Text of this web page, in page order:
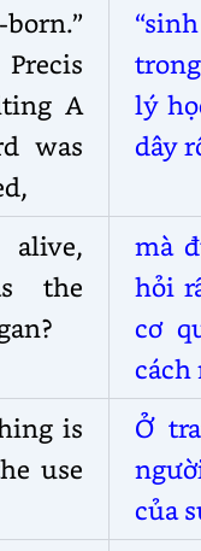
A
was
lý
dây
the
mà
hỏi
cơ
cách
is
use
Ở
của